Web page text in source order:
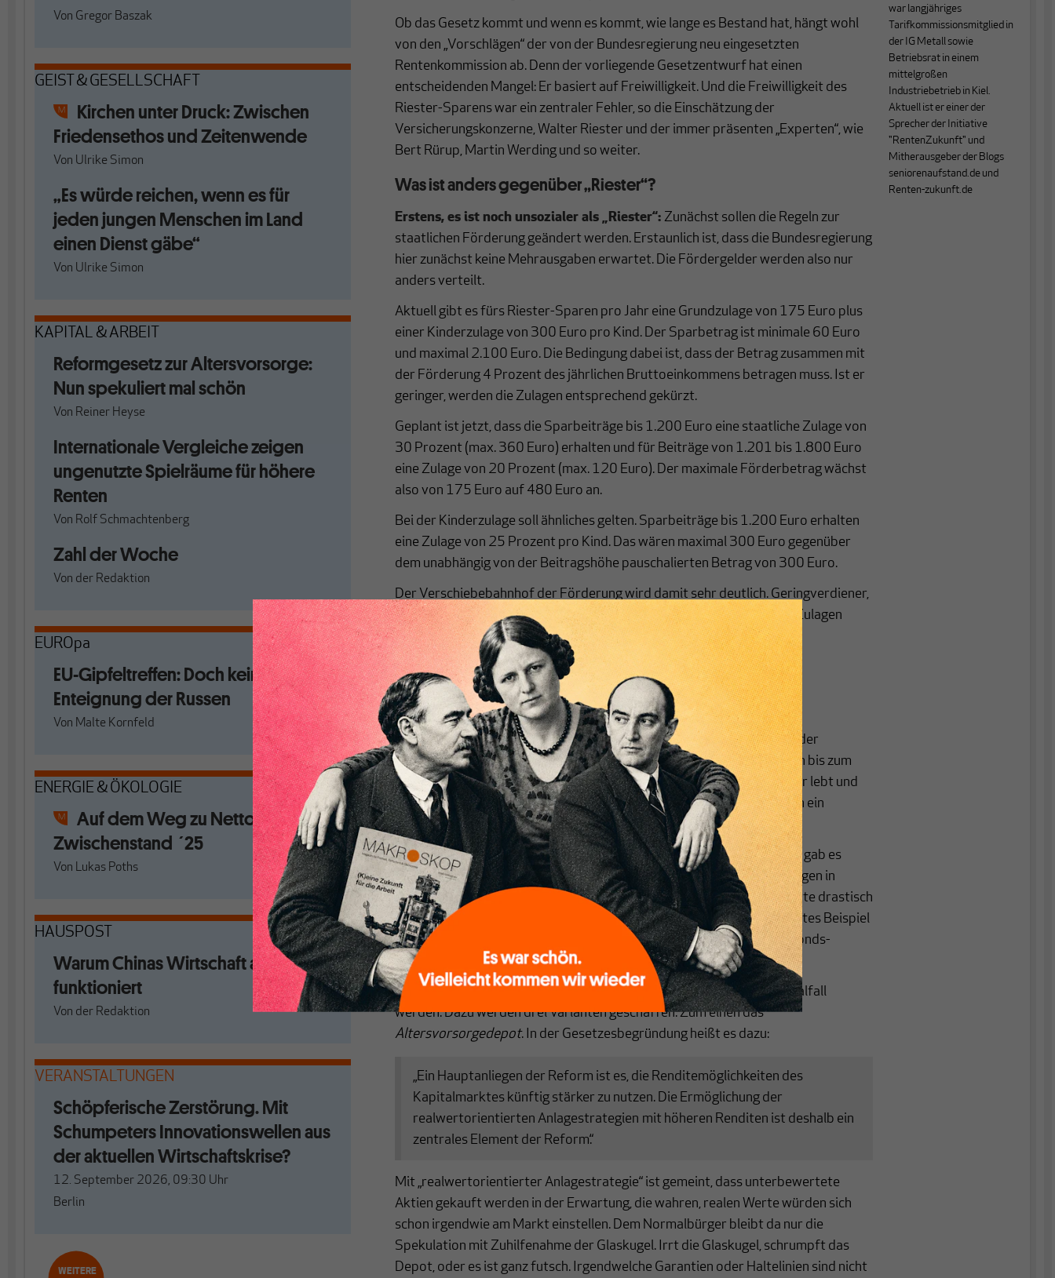
Von Gregor Baszak
GEIST & GESELLSCHAFT
Kirchen unter Druck: Zwischen
Friedensethos und Zeitenwende
Von Ulrike Simon
„Es würde reichen, wenn es für
jeden jungen Menschen im Land
einen Dienst gäbe“
Von Ulrike Simon
KAPITAL & ARBEIT
Reformgesetz zur Altersvorsorge:
Nun spekuliert mal schön
Von Reiner Heyse
Internationale Vergleiche zeigen
ungenutzte Spielräume für höhere
Renten
Von Rolf Schmachtenberg
Zahl der Woche
Von der Redaktion
EUROpa
EU-Gipfeltreffen: Doch keine
Enteignung der Russen
Von Malte Kornfeld
ENERGIE & ÖKOLOGIE
Auf dem Weg zu Netto-Null:
Zwischenstand ´25
Von Lukas Poths
HAUSPOST
Warum Chinas Wirtschaft anders
funktioniert
Von der Redaktion
VERANSTALTUNGEN
Schöpferische Zerstörung. Mit
Schumpeters Innovationswellen aus
der aktuellen Wirtschaftskrise?
12. September 2026, 09:30 Uhr
Berlin
WEITERE
Ob das Gesetz kommt und wenn es kommt, wie lange es Bestand hat, hängt wohl
von den „Vorschlägen“ der von der Bundesregierung neu eingesetzten
Rentenkommission ab. Denn der vorliegende Gesetzentwurf hat einen
entscheidenden Mangel: Er basiert auf Freiwilligkeit. Und die Freiwilligkeit des
Riester-Sparens war ein zentraler Fehler, so die Einschätzung der
Versicherungskonzerne, Walter Riester und der immer präsenten „Experten“, wie
Bert Rürup, Martin Werding und so weiter.
Was ist anders gegenüber „Riester“?
Erstens, es ist noch unsozialer als „Riester“: Zunächst sollen die Regeln zur
staatlichen Förderung geändert werden. Erstaunlich ist, dass die Bundesregierung
hier zunächst keine Mehrausgaben erwartet. Die Fördergelder werden also nur
anders verteilt.
Aktuell gibt es fürs Riester-Sparen pro Jahr eine Grundzulage von 175 Euro plus
einer Kinderzulage von 300 Euro pro Kind. Der Sparbetrag ist minimale 60 Euro
und maximal 2.100 Euro. Die Bedingung dabei ist, dass der Betrag zusammen mit
der Förderung 4 Prozent des jährlichen Bruttoeinkommens betragen muss. Ist er
geringer, werden die Zulagen entsprechend gekürzt.
Geplant ist jetzt, dass die Sparbeiträge bis 1.200 Euro eine staatliche Zulage von
30 Prozent (max. 360 Euro) erhalten und für Beiträge von 1.201 bis 1.800 Euro
eine Zulage von 20 Prozent (max. 120 Euro). Der maximale Förderbetrag wächst
also von 175 Euro auf 480 Euro an.
Bei der Kinderzulage soll ähnliches gelten. Sparbeiträge bis 1.200 Euro erhalten
eine Zulage von 25 Prozent pro Kind. Das wären maximal 300 Euro gegenüber
dem unabhängig von der Beitragshöhe pauschalierten Betrag von 300 Euro.
Der Verschiebebahnhof der Förderung wird damit sehr deutlich. Geringverdiener,
geringfügig Beschäftigte und Teilzeitkräfte werden sehr viel weniger Zulagen
erhalten.
Hinzu kommt, dass die Versicherer keine Verträge mehr mit
Erwerbsminderungsabsicherung, Hinterbliebenenversorgung und
Eigenheiminvestitionen anbieten müssen.
Als große Errungenschaft wird gepriesen, dass es neben der Variante der
lebenslangen Rentenzahlung auch die Option gibt, das Fondsvermögen bis zum
85. Lebensjahr monatlich höher auszuzahlen. Pech hat, wer dann länger lebt und
unter Umständen gezwungen wird, im Pflegeheim vom Einzelzimmer in ein
Zweibettzimmer umziehen zu müssen.
Zweitens, es ist noch sehr viel riskanter als „Riester“:
Risikoanlagen gab es
schon mit Riesterverträgen. Fondssparpläne ermöglichten Finanzanlagen in
Risikokapital. Wenn Anlagespekulationen platzten, wurden Rentenwerte drastisch
gekürzt und damit die Auszahlungszeiträume deutlich verlängert. Letztes Beispiel
dafür die ALLIANZ, die letztes Jahr kurzerhand den Rentenwert für Fonds-
Verträge von rund 39 auf 31 Euro, also um gut 20 Prozent kürzte[1].
Mit dem Altersvorsorgereformgesetz soll die Spekulation zum Normalfall
werden. Dazu werden drei Varianten geschaffen. Zum einen das
Altersvorsorgedepot. In der Gesetzesbegründung heißt es dazu:
„Ein Hauptanliegen der Reform ist es, die Renditemöglichkeiten des
Kapitalmarktes künftig stärker zu nutzen. Die Ermöglichung der
realwertorientierten Anlagestrategien mit höheren Renditen ist deshalb ein
zentrales Element der Reform.“
Mit „realwertorientierter Anlagestrategie“ ist gemeint, dass unterbewertete
Aktien gekauft werden in der Erwartung, die wahren, realen Werte würden sich
schon irgendwie am Markt einstellen. Dem Normalbürger bleibt da nur die
Spekulation mit Zuhilfenahme der Glaskugel. Irrt die Glaskugel, schrumpft das
Depot, oder es ist ganz futsch. Irgendwelche Garantien oder Haltelinien sind nicht
war langjähriges
Tarifkommissionsmitglied in
der IG Metall sowie
Betriebsrat in einem
mittelgroßen
Industriebetrieb in Kiel.
Aktuell ist er einer der
Sprecher der Initiative
"RentenZukunft" und
Mitherausgeber der Blogs
seniorenaufstand.de und
Renten-zukunft.de